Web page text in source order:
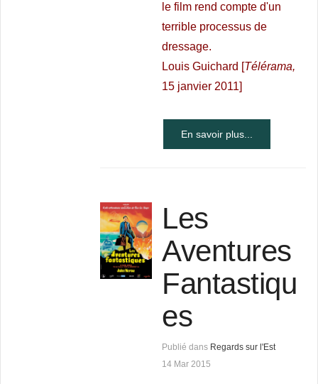
le film rend compte d'un
terrible processus de
dressage.
Louis Guichard [Télérama,
15 janvier 2011]
En savoir plus...
Les
Aventures
Fantastiqu
es
Publié dans Regards sur l'Est
14 Mar 2015